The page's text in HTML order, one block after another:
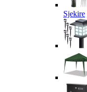
Sjekire